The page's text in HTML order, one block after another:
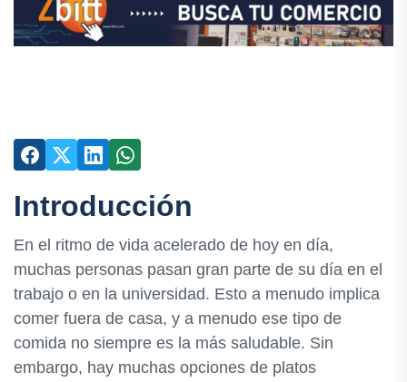
Introducción
En el ritmo de vida acelerado de hoy en día,
muchas personas pasan gran parte de su día en el
trabajo o en la universidad. Esto a menudo implica
comer fuera de casa, y a menudo ese tipo de
comida no siempre es la más saludable. Sin
embargo, hay muchas opciones de platos